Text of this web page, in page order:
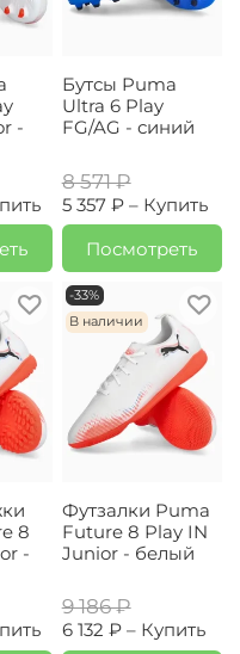
-
Бутсы Puma
Ultra 6 Play
FG/AG - синий
8 571 ₽
5 357 ₽ – Купить
Посмотреть
8
-
-33%
В наличии
Футзалки Puma
Future 8 Play IN
Junior - белый
9 186 ₽
6 132 ₽ – Купить